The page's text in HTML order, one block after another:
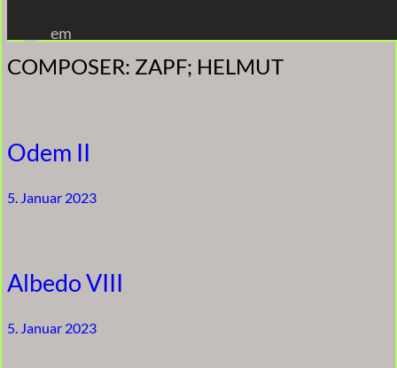
Inhalt
springen
em
COMPOSER: ZAPF; HELMUT
Odem II
5. Januar 2023
Albedo VIII
5. Januar 2023